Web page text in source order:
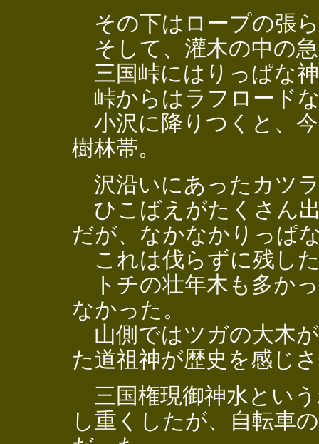
その下はロープの張
そして、灌木の中の
三国峠にはりっぱな
峠からはラフロード
小沢に降りつくと、
樹林帯。
沢沿いにあったカツ
ひこばえがたくさん
だが、なかなかりっぱ
これは伐らずに残し
トチの壮年木も多か
なかった。
山側ではツガの大木
た道祖神が歴史を感じ
三国権現御神水とい
し重くしたが、自転車